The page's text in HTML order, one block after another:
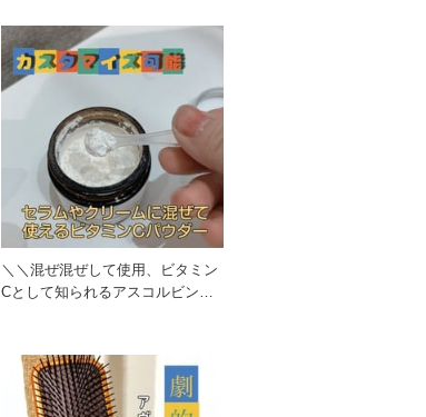
＼＼混ぜ混ぜして使用、ビタミン
Cとして知られるアスコルビン酸